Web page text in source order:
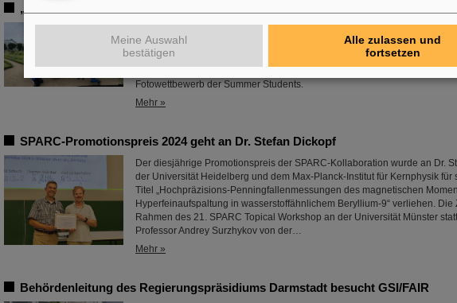
„Eine der besten Erfahrungen meines Lebens“ – GSI/FAIR Summer Student
In diesem Jahr nahmen 31 Studierende aus 16 Ländern am Summer
und FAIR teil. Sie verbrachten acht Wochen auf dem Campus, machten
Experimenten und Forschungsfeldern von GSI und FAIR vertraut und
Fotowettbewerb der Summer Students.
Mehr »
SPARC-Promotionspreis 2024 geht an Dr. Stefan Dickopf
Der diesjährige Promotionspreis der SPARC-Kollaboration wurde an Dr.
der Universität Heidelberg und dem Max-Planck-Institut für Kernphysik für
Titel „Hochpräzisions-Penningfallenmessungen des magnetischen
Hyperfeinaufspaltung in wasserstoffähnlichem Beryllium-9“ verliehen. Die
Rahmen des 21. SPARC Topical Workshop an der Universität Münster
Professor Andrey Surzhykov von der…
Mehr »
Behördenleitung des Regierungspräsidiums Darmstadt besucht GSI/FAIR
Meine Auswahl
bestätigen
Alle zulassen und
fortsetzen